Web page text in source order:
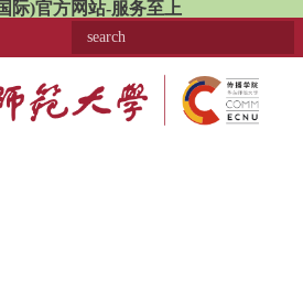
际)官方网站-服务至上